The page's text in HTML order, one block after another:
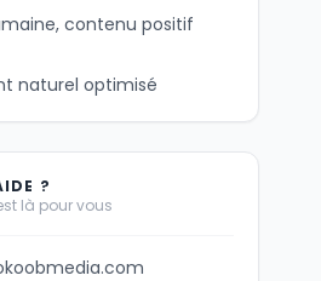
contenu positif
naturel optimisé
?
là pour vous